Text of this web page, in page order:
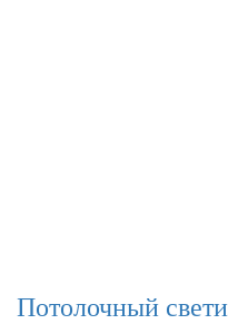
Потолочный